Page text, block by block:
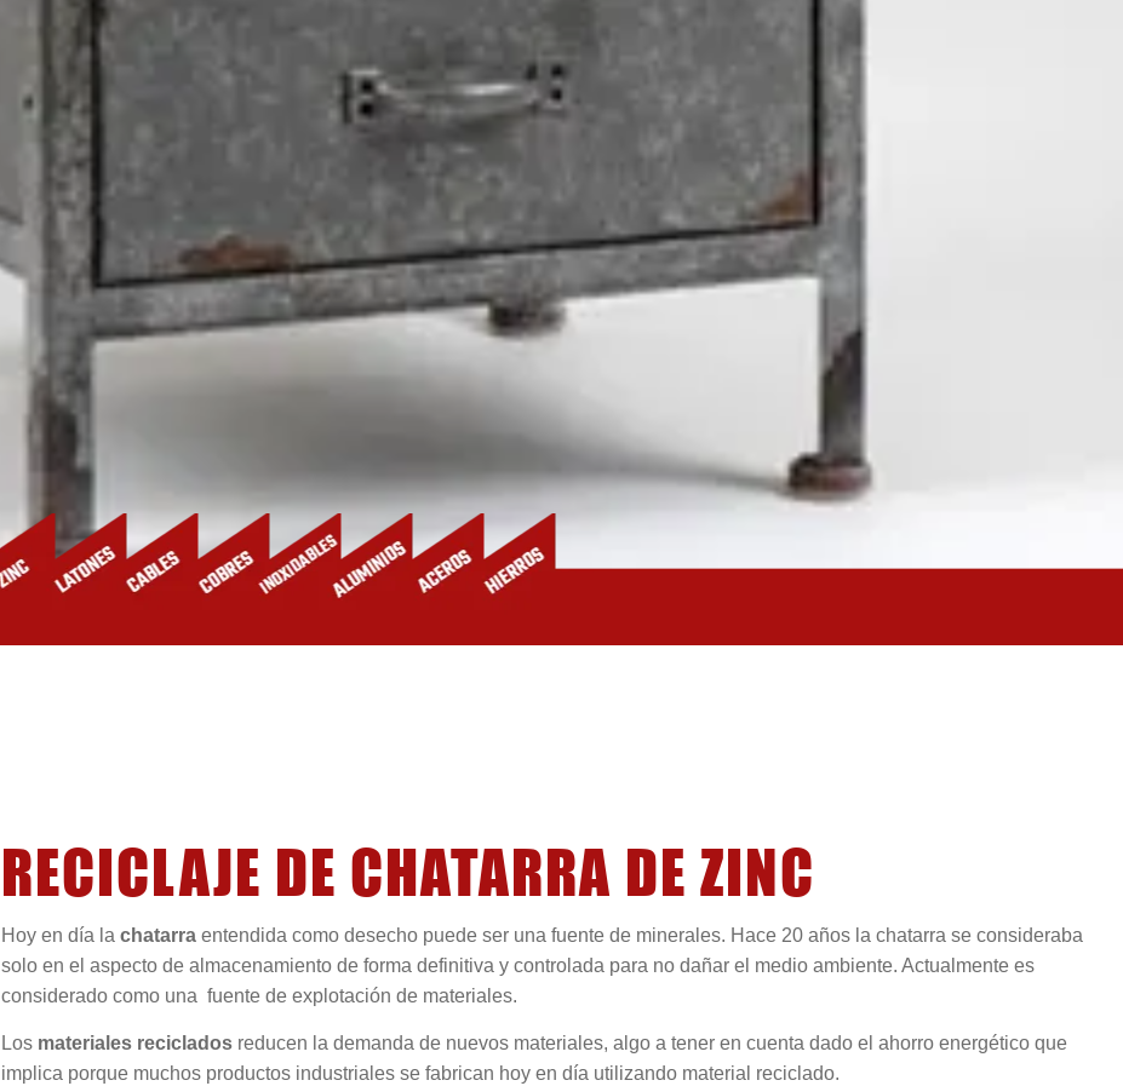
RECICLAJE DE CHATARRA DE ZINC
Hoy en día lachatarra entendida como desecho puede ser una fuente de minerales. Hace 20 años la chatarra se consideraba
solo en el aspecto de almacenamiento de forma definitiva y controlada para no dañar el medio ambiente. Actualmente es
considerado como una fuente de explotación de materiales.
Los materiales reciclados reducen la demanda de nuevos materiales, algo a tener en cuenta dado el ahorro energético que
implica porque muchos productos industriales se fabrican hoy en día utilizando material reciclado.